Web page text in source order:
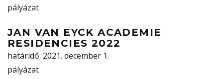
pályázat
JAN VAN EYCK ACADEMIE
RESIDENCIES 2022
határidő: 2021. december 1.
pályázat